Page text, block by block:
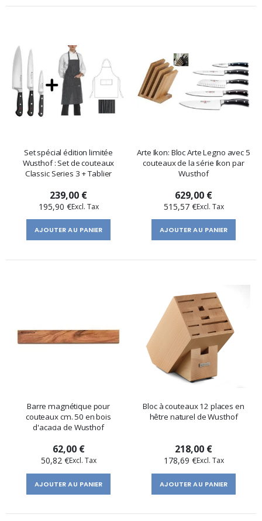
Set spécial édition limitée
Wusthof : Set de couteaux
Classic Series 3 + Tablier
239,00 €
195,90 €
AJOUTER AU PANIER
Arte Ikon: Bloc Arte Legno avec 5
couteaux de la série Ikon par
Wusthof
629,00 €
515,57 €
AJOUTER AU PANIER
Barre magnétique pour
couteaux cm. 50 en bois
d'acacia de Wusthof
62,00 €
50,82 €
AJOUTER AU PANIER
Bloc à couteaux 12 places en
hêtre naturel de Wusthof
218,00 €
178,69 €
AJOUTER AU PANIER